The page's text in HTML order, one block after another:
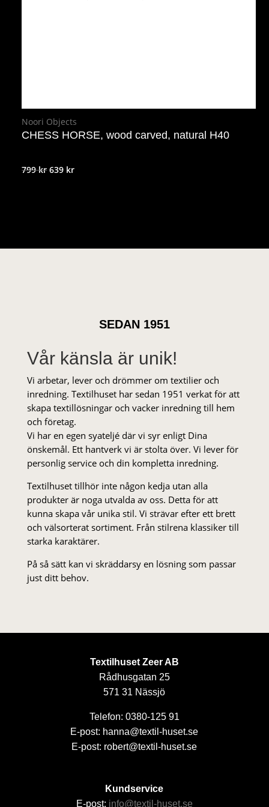
Noori Objects
CHESS HORSE, wood carved, natural H40
799krDet
639 krDet
SEDAN 1951
Vår känsla är unik!
Vi arbetar, lever och drömmer om textilier och
inredning. Textilhuset har sedan 1951 verkat för att
skapa textillösningar och vacker inredning till hem
och företag.
Vi har en egen syateljé där vi syr enligt Dina
önskemål. Ett hantverk vi är stolta över. Vi lever för
personlig service och din kompletta inredning.
Textilhuset tillhör inte någon kedja utan alla
produkter är noga utvalda av oss. Detta för att
kunna skapa vår unika stil. Vi strä­var efter ett brett
och välsorterat sor­ti­ment. Från stil­rena klas­siker till
starka karaktärer.
På så sätt kan vi skräddarsy en lösning som passar
just ditt behov.
Textilhuset Zeer AB
Rådhusgatan 25
571 31 Nässjö
Telefon: 0380-125 91
E-post: hanna@textil-huset.se
E-post: robert@textil-huset.se
Kundservice
E-post: info@textil-huset.se